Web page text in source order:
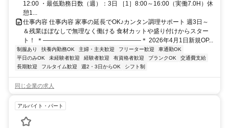
12:00 ・最低勤務日数（週）：3日 ［1］8:00～16:00（実働7.0H）休
憩1...
仕事内容 仕事内容 家事の延長でOK♪カンタン調理サポート 週3日～
＆残業ほぼなしで無理なく働ける 食材カットや盛り付けからスター
ト！ ＊――――――――――――――――＊ 2026年4月1日新規OP...
制服あり 扶養内勤務OK 主婦・主夫歓迎 フリーター歓迎
車通勤OK
平日のみOK
未経験者歓迎 経験者歓迎 有資格者歓迎 ブランクOK
交通費支給
長期歓迎
フルタイム歓迎 週2・3日からOK シフト制
同じ企業の求人
アルバイト・パート